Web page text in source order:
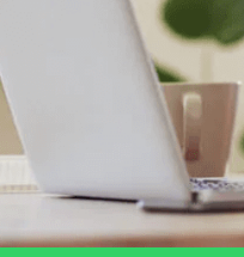
EM NOVA GUIA
EM NOVA GUIA